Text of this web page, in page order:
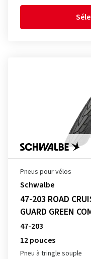
Pneus pour vélos
Schwalbe
47-203 ROAD
GUARD GREEN
47-203
12 pouces
Pneu à tringle souple